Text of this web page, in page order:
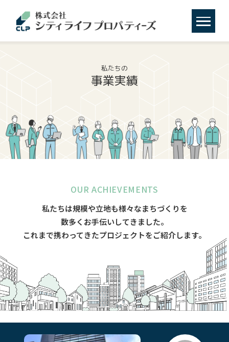
私たちの
事業実績
OUR ACHIEVEMENTS
私たちは規模や立地も様々なまちづくりを
数多くお手伝いしてきました。
これまで携わってきたプロジェクトをご紹介します。